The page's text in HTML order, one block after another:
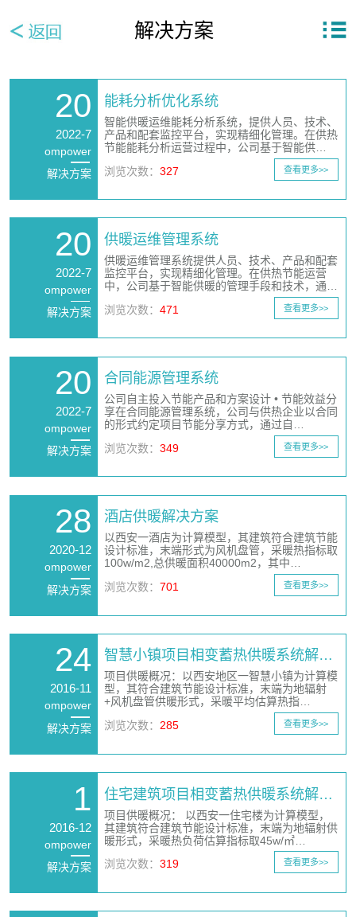
解决方案
20
2022-7
ompower
解决方案
能耗分析优化系统
智能供暖运维能耗分析系统，提供人员、技术、
产品和配套监控平台，实现精细化管理。在供热
节能能耗分析运营过程中，公司基于智能供…
浏览次数：327 查看更多>>
20
2022-7
ompower
解决方案
供暖运维管理系统
供暖运维管理系统提供人员、技术、产品和配套
监控平台，实现精细化管理。在供热节能运营
中，公司基于智能供暖的管理手段和技术，通…
浏览次数：471 查看更多>>
20
2022-7
ompower
解决方案
合同能源管理系统
公司自主投入节能产品和方案设计 • 节能效益分
享在合同能源管理系统，公司与供热企业以合同
的形式约定项目节能分享方式，通过自…
浏览次数：349 查看更多>>
28
2020-12
ompower
解决方案
酒店供暖解决方案
以西安一酒店为计算模型，其建筑符合建筑节能
设计标准，末端形式为风机盘管，采暖热指标取
100w/m2,总供暖面积40000m2，其中…
浏览次数：701 查看更多>>
24
2016-11
ompower
解决方案
智慧小镇项目相变蓄热供暖系统解…
项目供暖概况：以西安地区一智慧小镇为计算模
型，其符合建筑节能设计标准，末端为地辐射
+风机盘管供暖形式，采暖平均估算热指…
浏览次数：285 查看更多>>
1
2016-12
ompower
解决方案
住宅建筑项目相变蓄热供暖系统解…
项目供暖概况： 以西安一住宅楼为计算模型，
其建筑符合建筑节能设计标准，末端为地辐射供
暖形式，采暖热负荷估算指标取45w/㎡…
浏览次数：319 查看更多>>